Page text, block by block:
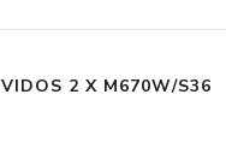
VIDOS 2 X M670W/S36